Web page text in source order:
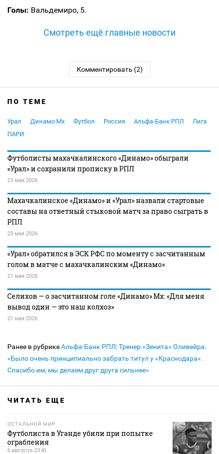
Голы: Вальдемиро, 5.
Смотреть ещё главные новости
Комментировать (2)
ПО ТЕМЕ
Урал Динамо Мх Футбол Россия Альфа-Банк РПЛ
Лига
ПАРИ
Футболисты махачкалинского «Динамо» обыграли
«Урал» и сохранили прописку в РПЛ
23 мая 2026
Махачкалинское «Динамо» и «Урал» назвали стартовые
составы на ответный стыковой матч за право сыграть в
РПЛ
23 мая 2026
«Урал» обратился в ЭСК РФС по моменту с засчитанным
голом в матче с махачкалинским «Динамо»
21 мая 2026
Селихов — о засчитанном голе «Динамо» Мх: «Для меня
вывод один — это наш колхоз»
21 мая 2026
Ранее в рубрикеАльфа-Банк РПЛ:Тренер «Зенита» Оливейра:
«Было очень принципиально забрать титул у «Краснодара».
Спасибо им, мы делаем друг друга сильнее»
ЧИТАТЬ ЕЩЕ
ОСТАЛЬНОЙ МИР
Футболиста в Уганде убили при попытке
ограбления
6 августа 23:41